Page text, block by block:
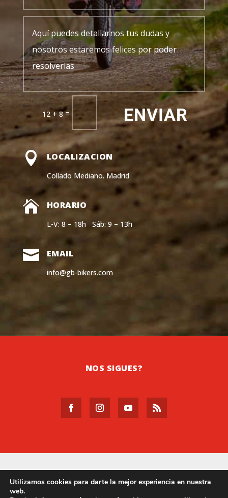
12 + 8= ENVIAR
 LOCALIZACION
Collado Mediano. Madrid
 HORARIO
L-V: 8 – 18h Sáb: 9 – 13h
 EMAIL
info@gb-bikers.com
NOS SIGUES?
Utilizamos cookies para darte la mejor experiencia en nuestra
web.